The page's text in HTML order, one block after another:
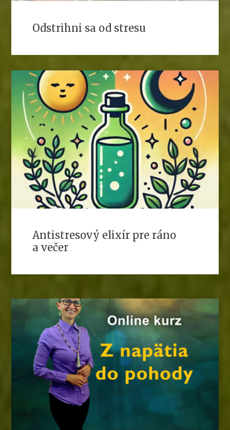
Odstrihni sa od stresu
Antistresový elixír pre ráno
a večer